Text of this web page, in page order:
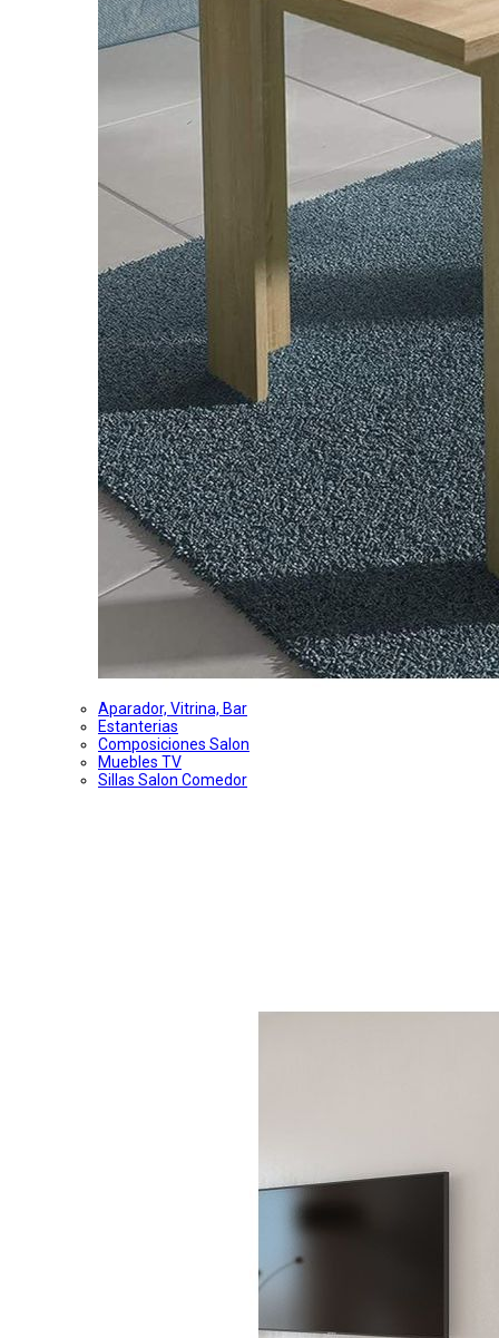
Aparador, Vitrina, Bar
Estanterias
Composiciones Salon
Muebles TV
Sillas Salon Comedor